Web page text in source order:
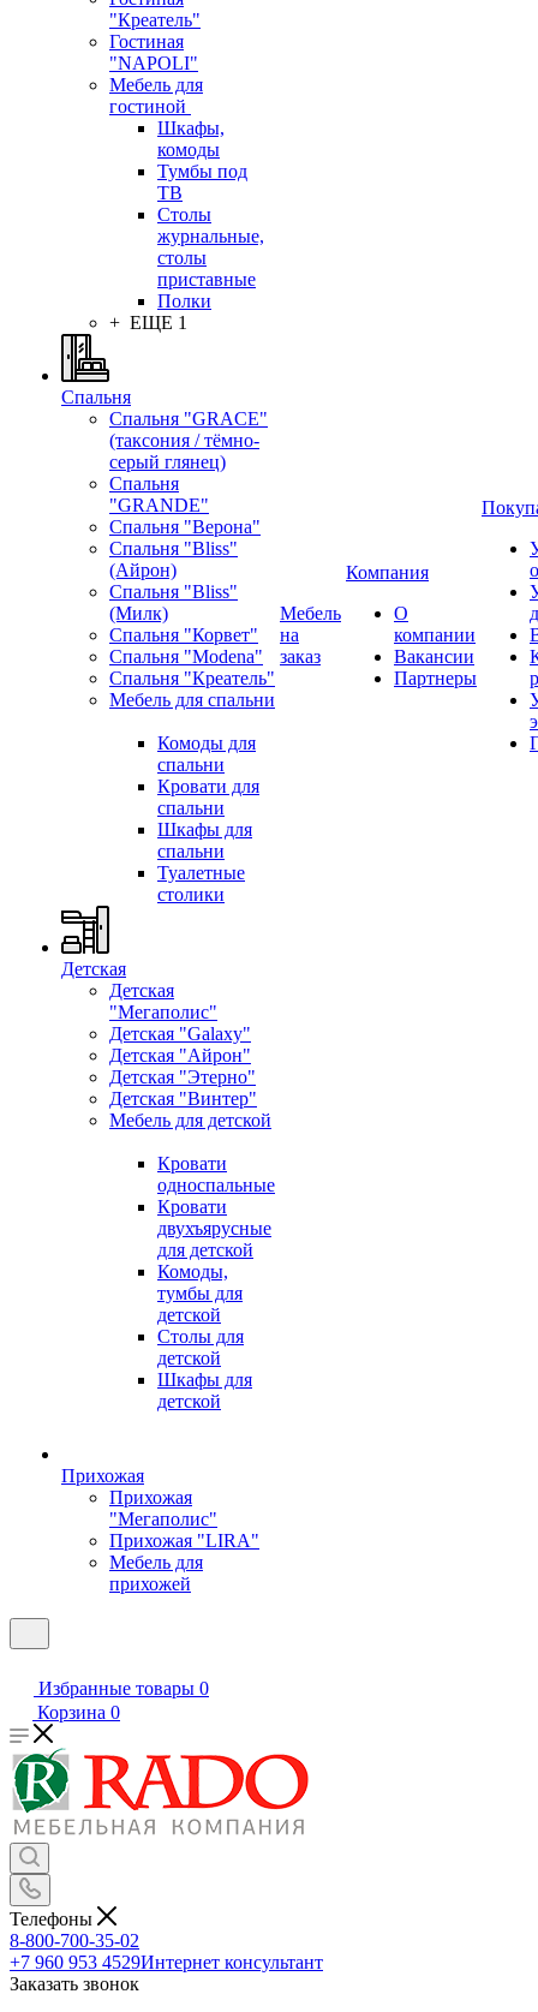
"Креатель"
Гостиная
"NAPOLI"
Мебель для
гостиной
Шкафы,
комоды
Тумбы под
ТВ
Столы
журнальные,
столы
приставные
Полки
+ ЕЩЕ 1
Спальня
Спальня "GRACE"
(таксония / тёмно-
серый глянец)
Спальня
"GRANDE"
Спальня "Верона"
Спальня "Bliss"
(Айрон)
Спальня "Bliss"
(Милк)
Спальня "Корвет"
Спальня "Modena"
Спальня "Креатель"
Мебель для спальни
Комоды для
спальни
Кровати для
спальни
Шкафы для
спальни
Туалетные
столики
Детская
Детская
"Мегаполис"
Детская "Galaxy"
Детская "Айрон"
Детская "Этерно"
Детская "Винтер"
Мебель для детской
Кровати
односпальные
Кровати
двухъярусные
для детской
Комоды,
тумбы для
детской
Столы для
детской
Шкафы для
детской
Прихожая
Прихожая
"Мегаполис"
Прихожая "LIRA"
Мебель для
прихожей
Мебель
на
заказ
Компания
О
компании
Вакансии
Партнеры
Избранные товары 0
Корзина 0
Телефоны
8-800-700-35-02
+7 960 953 4529Интернет консультант
Заказать звонок